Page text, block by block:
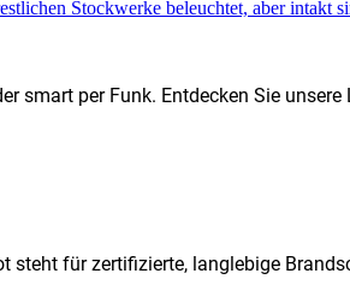
smart per Funk. Entdecken Sie
für zertifizierte, langlebige